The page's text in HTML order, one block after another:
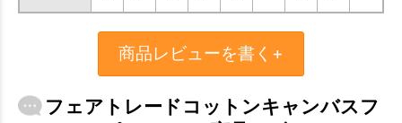
商品レビューを書く+
フェアトレードコットンキャンバスフ